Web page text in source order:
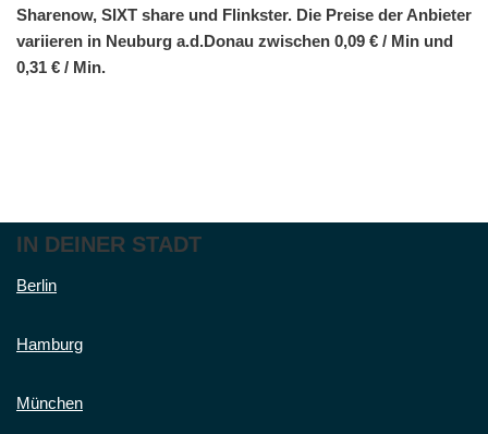
Sharenow, SIXT share und Flinkster. Die Preise der Anbieter
variieren in Neuburg a.d.Donau zwischen 0,09 € / Min und
0,31 € / Min.
IN DEINER STADT
Berlin
Hamburg
München